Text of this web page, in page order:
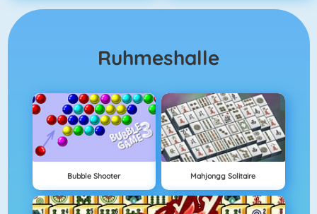
Ruhmeshalle
Bubble Shooter Mahjongg Solitaire